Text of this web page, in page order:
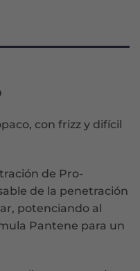
con frizz y difícil
de Pro-
de la penetración
potenciando al
Pantene para un